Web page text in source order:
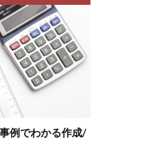
例でわかる作成/